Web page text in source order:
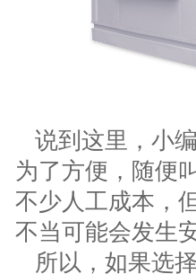
说到这里，小
为了方便，随便
不少人工成本，
不当可能会发生
所以，如果选